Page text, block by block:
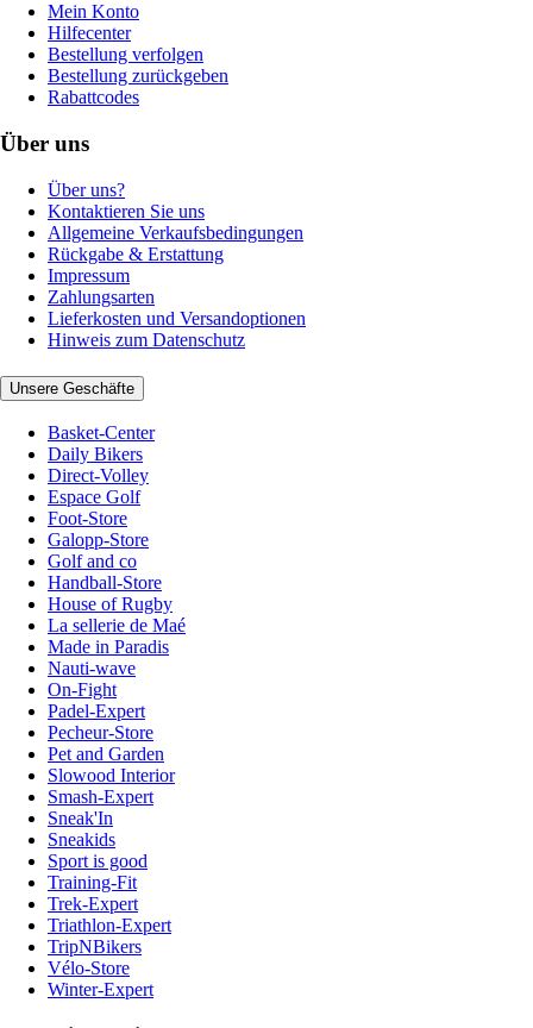
Mein Konto
Hilfecenter
Bestellung verfolgen
Bestellung zurückgeben
Rabattcodes
Über uns
Über uns?
Kontaktieren Sie uns
Allgemeine Verkaufsbedingungen
Rückgabe & Erstattung
Impressum
Zahlungsarten
Lieferkosten und Versandoptionen
Hinweis zum Datenschutz
Unsere Geschäfte
Basket-Center
Daily Bikers
Direct-Volley
Espace Golf
Foot-Store
Galopp-Store
Golf and co
Handball-Store
House of Rugby
La sellerie de Maé
Made in Paradis
Nauti-wave
On-Fight
Padel-Expert
Pecheur-Store
Pet and Garden
Slowood Interior
Smash-Expert
Sneak'In
Sneakids
Sport is good
Training-Fit
Trek-Expert
Triathlon-Expert
TripNBikers
Vélo-Store
Winter-Expert